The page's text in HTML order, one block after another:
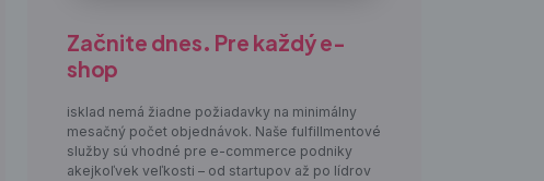
Začnite dnes. Pre každý e-
shop
isklad nemá žiadne požiadavky na minimálny
mesačný počet objednávok. Naše fulfillmentové
služby sú vhodné pre e-commerce podniky
akejkoľvek veľkosti – od startupov až po lídrov